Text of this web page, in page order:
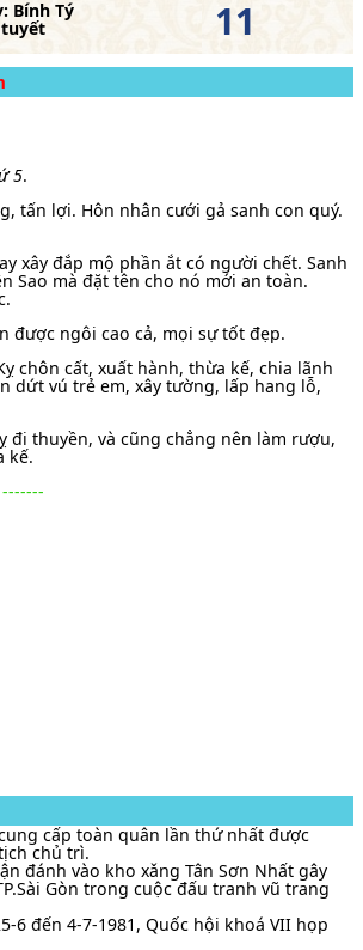
Bính Tý 11
5.
tấn lợi. Hôn nhân cưới gả sanh con quý.
xây đắp mộ phần ắt có người chết. Sanh
Sao mà đặt tên cho nó mới an toàn.
được ngôi cao cả, mọi sự tốt đẹp.
chôn cất, xuất hành, thừa kế, chia lãnh
dứt vú trẻ em, xây tường, lấp hang lỗ,
đi thuyền, và cũng chẳng nên làm rượu,
kế.
cấp toàn quân lần thứ nhất được
chủ trì.
đánh vào kho xǎng Tân Sơn Nhất gây
Gòn trong cuộc đấu tranh vũ trang
6 đến 4-7-1981, Quốc hội khoá VII họp